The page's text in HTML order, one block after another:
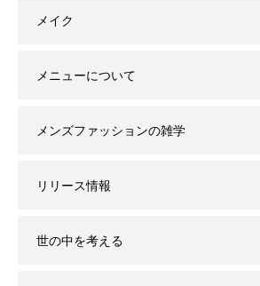
メイク
メニューについて
メンズファッションの雑学
リリース情報
世の中を考える